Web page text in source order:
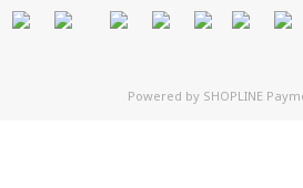
Powered by SHOPLINE